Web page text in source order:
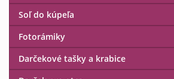
Soľ do kúpeľa
Fotorámiky
Darčekové tašky a krabice